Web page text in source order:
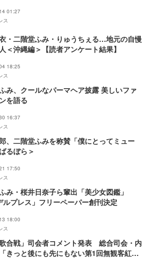
01:27
ス
・二階堂ふみ・りゅうちぇる…地元の自慢
＜沖縄編＞【読者アンケート結果】
18:25
ス
み、クールなパーマヘア披露 美しいファ
を語る
16:37
ス
、二階堂ふみを称賛「僕にとってミュー
るぼら＞
17:50
ス
み・桜井日奈子ら輩出「美少女図鑑」
ルプレス」フリーペーパー創刊決定
18:00
ス
歌合戦」司会者コメント発表 総合司会・内
きっと後にも先にもない第1回無観客紅白